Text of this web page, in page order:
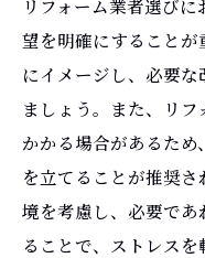
リフォーム業者選び
望を明確にすること
にイメージし、必要
ましょう。また、リ
かかる場合があるた
を立てることが推奨
境を考慮し、必要で
ることで、ストレス